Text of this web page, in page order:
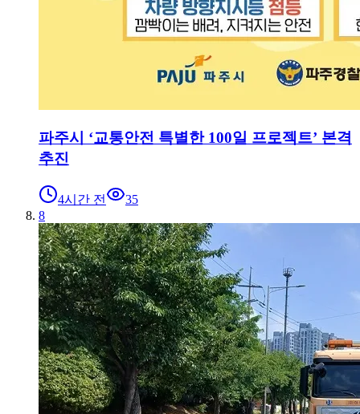
파주시 ‘교통안전 특별한 100일 프로젝트’ 본격
추진
4시간 전
35
8